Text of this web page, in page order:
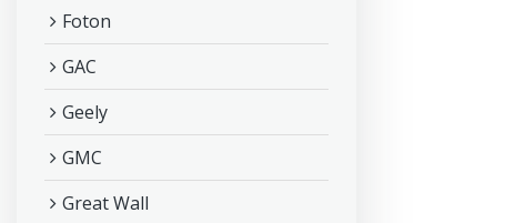
Foton
GAC
Geely
GMC
Great Wall